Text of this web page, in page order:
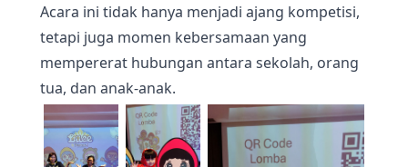
Acara ini tidak hanya menjadi ajang kompetisi,
tetapi juga momen kebersamaan yang
mempererat hubungan antara sekolah, orang
tua, dan anak-anak.